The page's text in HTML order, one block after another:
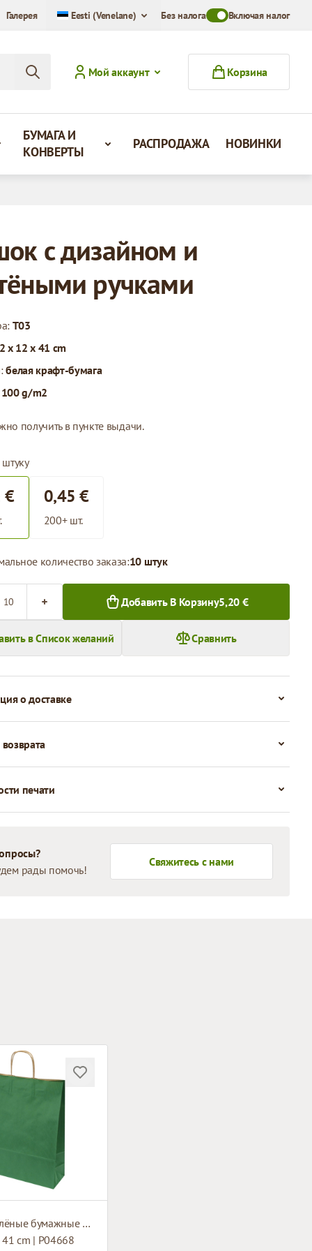
Галерея Eesti (Venelane) Без налогаToggle VAT Mode
Включая налог
Мой аккаунт Корзина
БУМАГА И
КОНВЕРТЫ
РАСПРОДАЖА НОВИНКИ
с дизайном и
ручками
T03
x 12 x 41 cm
белая крафт-бумага
100 g/m2
получить в пункте выдачи.
€ 0,45 €
200+ шт.
количество заказа:10 штук
Добавить В Корзину5,20 €
в Список желаний Сравнить
о доставке
печати
рады помочь!
Свяжитесь с нами
Тёмно зелёные бумажные пакеты с коричневыми плетёными ручками
cm | P04668